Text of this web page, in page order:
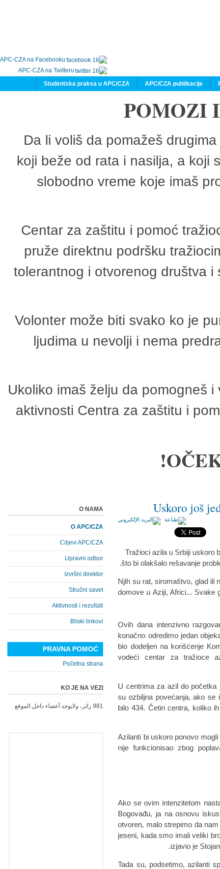
APC-CZA na Facebooku
APC-CZA na Twitteru
APC/CZA publikacije
Studentska praksa u APC/CZA
POMOZI
Da li voliš da pomažeš
koji beže od rata i nasilja, a koji
slobodno vreme koje imaš
Centar za zaštitu i pomoć
pruže direktnu podršku
tolerantnog i otvorenog društva
Volonter može biti svako ko je
ljudima u nevolji i nema
Ukoliko imaš želju da pomogneš
aktivnosti Centra za zaštitu i
Uskoro još
Tražioci azila u Srbiji uskoro
što bi olakšalo rešavanje
Njih su rat, siromaštvo, glad ili
domove u Aziji, Africi... Svake
"Ovih dana intenzivno
konačno odredimo jedan
bio dodeljen na korišćenje
vodeći centar za tražioce
U centrima za azil do
su ozbiljna povećanja, ako se
bilo 434. Četiri centra, koliko
Azilanti bi uskoro ponovo
nije funkcionisao zbog
"Ako se ovim intenzitetom
Bogovađu, ja na osnovu
otvoren, malo strepimo da
jeseni, kada smo imali veliki
izjavio je
Tada su, podsetimo, azilanti
O NAMA
O APC/CZA
Ciljevi APC/CZA
Upravni odbor
Izvršni direktor
Stručni savet
Aktivnosti i rezultati
Bliski linkovi
PRAVNA POMOĆ
Početna strana
KO JE NA VEZI
981 زائر، ولايوجد أعضاء داخل الموقع